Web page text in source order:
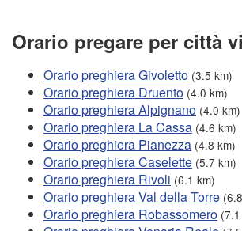
Orario pregare per città
Orario preghiera Givoletto (3.5 km)
Orario preghiera Druento (4.0 km)
Orario preghiera Alpignano (4.0 km)
Orario preghiera La Cassa (4.6 km)
Orario preghiera Pianezza (4.8 km)
Orario preghiera Caselette (5.7 km)
Orario preghiera Rivoli (6.1 km)
Orario preghiera Val della Torre
Orario preghiera Robassomero